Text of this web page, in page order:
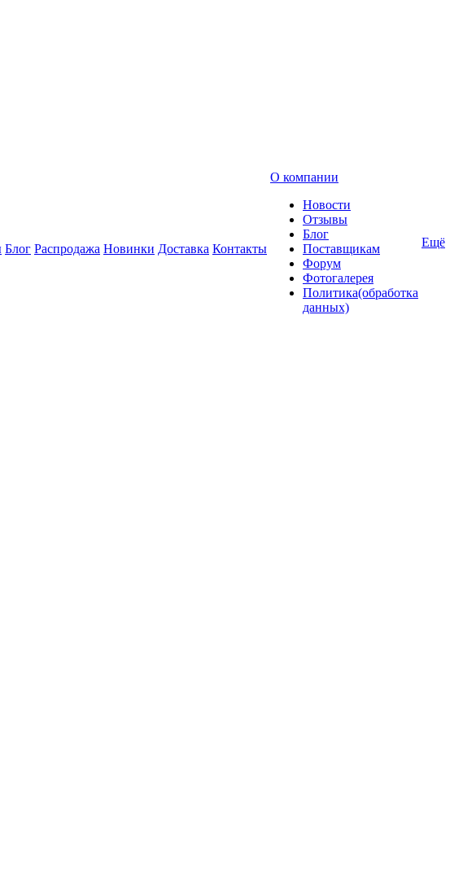
Блог Распродажа Новинки Доставка Контакты
О компании
Новости
Отзывы
Блог
Поставщикам
Форум
Фотогалерея
Политика(обработка
данных)
Ещё